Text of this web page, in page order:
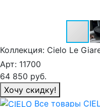
Коллекция: Cielo Le
Арт: 11700
64 850 руб.
Хочу скидку!
Все товары